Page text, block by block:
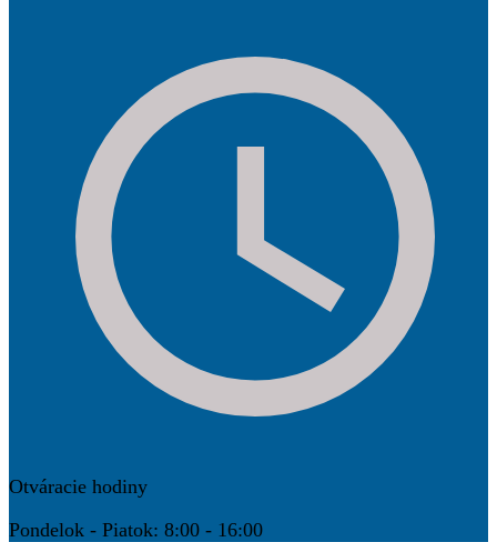
Otváracie hodiny
Pondelok - Piatok: 8:00 - 16:00